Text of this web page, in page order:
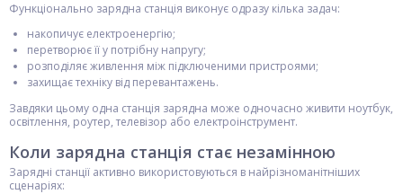
Функціонально зарядна станція виконує одразу кілька задач:
накопичує електроенергію;
перетворює її у потрібну напругу;
розподіляє живлення між підключеними пристроями;
захищає техніку від перевантажень.
Завдяки цьому одна станція зарядна може одночасно живити ноутбук,
освітлення, роутер, телевізор або електроінструмент.
Коли зарядна станція стає незамінною
Зарядні станції активно використовуються в найрізноманітніших
сценаріях: